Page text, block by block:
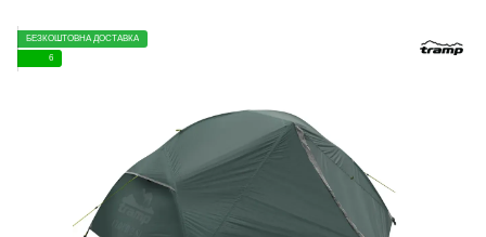
БЕЗКОШТОВНА ДОСТАВКА
6